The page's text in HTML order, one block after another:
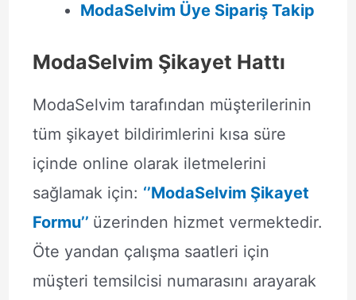
ModaSelvim Üye Sipariş Takip
ModaSelvim Şikayet Hattı
ModaSelvim tarafından müşterilerinin
tüm şikayet bildirimlerini kısa süre
içinde online olarak iletmelerini
sağlamak için: ‘’ModaSelvim Şikayet
Formu’’ üzerinden hizmet vermektedir.
Öte yandan çalışma saatleri için
müşteri temsilcisi numarasını arayarak